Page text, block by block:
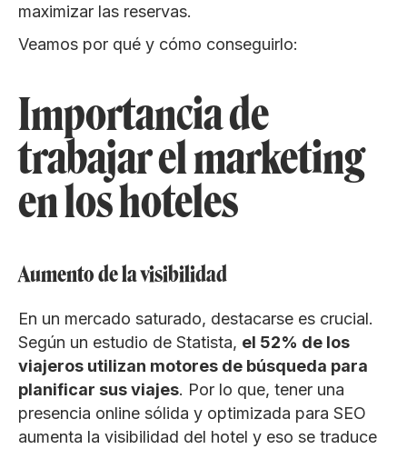
maximizar las reservas.
Veamos por qué y cómo conseguirlo:
Importancia de
trabajar el marketing
en los hoteles
Aumento de la visibilidad
En un mercado saturado, destacarse es crucial.
Según un estudio de Statista, el 52% de los
viajeros utilizan motores de búsqueda para
planificar sus viajes. Por lo que, tener una
presencia online sólida y optimizada para SEO
aumenta la visibilidad del hotel y eso se traduce